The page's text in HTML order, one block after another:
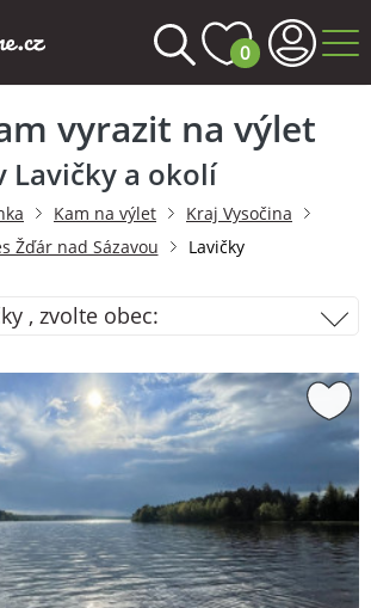
0
vyrazit na výlet
Lavičky a okolí
Kam na výlet
Kraj Vysočina
Žďár nad Sázavou
Lavičky
, zvolte obec: